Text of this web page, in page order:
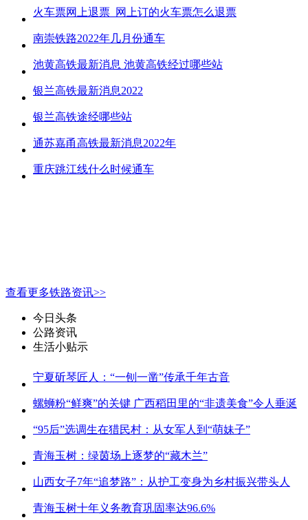
火车票网上退票_网上订的火车票怎么退票
南崇铁路2022年几月份通车
池黄高铁最新消息 池黄高铁经过哪些站
银兰高铁最新消息2022
银兰高铁途经哪些站
通苏嘉甬高铁最新消息2022年
重庆跳江线什么时候通车
查看更多铁路资讯>>
今日头条
公路资讯
生活小贴示
宁夏斫琴匠人：“一刨一凿”传承千年古音
螺蛳粉“鲜爽”的关键 广西稻田里的“非遗美食”令人垂涎
“95后”选调生在猎民村：从女军人到“萌妹子”
青海玉树：绿茵场上逐梦的“藏木兰”
山西女子7年“追梦路”：从护工变身为乡村振兴带头人
青海玉树十年义务教育巩固率达96.6%